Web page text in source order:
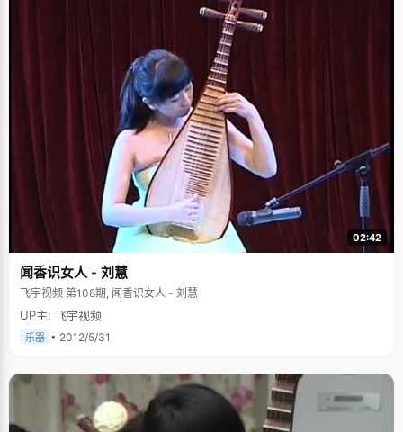
02:42
闻香识女人 - 刘慧
飞宇视频 第108期, 闻香识女人 - 刘慧
UP主: 飞宇视频
乐器 • 2012/5/31